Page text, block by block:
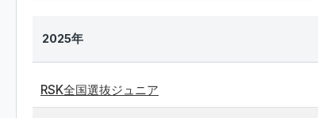
2025年
RSK全国選抜ジュニア